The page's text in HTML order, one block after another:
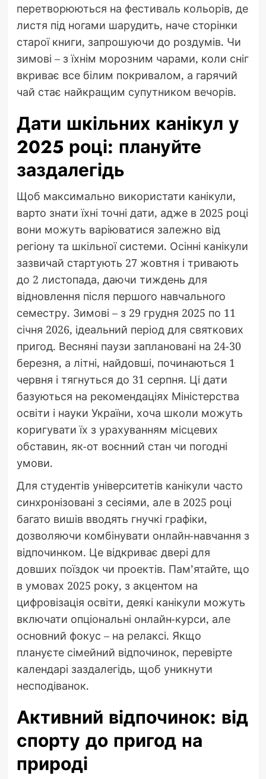
перетворюються на фестиваль кольорів, де
листя під ногами шарудить, наче сторінки
старої книги, запрошуючи до роздумів. Чи
зимові – з їхнім морозним чарами, коли сніг
вкриває все білим покривалом, а гарячий
чай стає найкращим супутником вечорів.
Дати шкільних канікул у
2025 році: плануйте
заздалегідь
Щоб максимально використати канікули,
варто знати їхні точні дати, адже в 2025 році
вони можуть варіюватися залежно від
регіону та шкільної системи. Осінні канікули
зазвичай стартують 27 жовтня і тривають
до 2 листопада, даючи тиждень для
відновлення після першого навчального
семестру. Зимові – з 29 грудня 2025 по 11
січня 2026, ідеальний період для святкових
пригод. Весняні паузи заплановані на 24-30
березня, а літні, найдовші, починаються 1
червня і тягнуться до 31 серпня. Ці дати
базуються на рекомендаціях Міністерства
освіти і науки України, хоча школи можуть
коригувати їх з урахуванням місцевих
обставин, як-от воєнний стан чи погодні
умови.
Для студентів університетів канікули часто
синхронізовані з сесіями, але в 2025 році
багато вишів вводять гнучкі графіки,
дозволяючи комбінувати онлайн-навчання з
відпочинком. Це відкриває двері для
довших поїздок чи проектів. Пам’ятайте, що
в умовах 2025 року, з акцентом на
цифровізація освіти, деякі канікули можуть
включати опціональні онлайн-курси, але
основний фокус – на релаксі. Якщо
плануєте сімейний відпочинок, перевірте
календарі заздалегідь, щоб уникнути
несподіванок.
Активний відпочинок: від
спорту до пригод на
природі